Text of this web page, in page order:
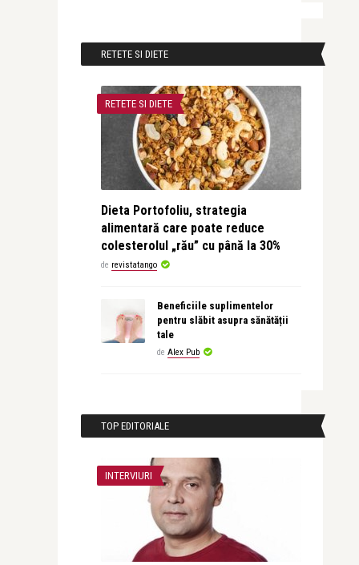
RETETE SI DIETE
RETETE SI DIETE
Dieta Portofoliu, strategia
alimentară care poate reduce
colesterolul „rău” cu până la 30%
de revistatango
Beneficiile suplimentelor
pentru slăbit asupra sănătății
tale
de Alex Pub
TOP EDITORIALE
INTERVIURI